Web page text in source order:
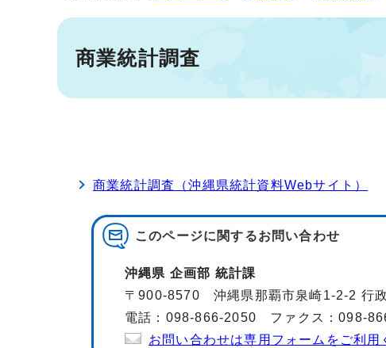
商業統計調査
商業統計調査（沖縄県統計資料Webサイト）
このページに関するお問い合わせ
沖縄県 企画部 統計課
〒900-8570 沖縄県那覇市泉崎1-2-2 行政
電話：098-866-2050 ファクス：098-
お問い合わせは専用フォームをご利用